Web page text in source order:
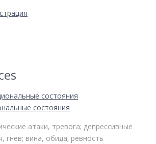
состояния
атаки, тревога; депрессивные
гнев; вина, обида; ревность